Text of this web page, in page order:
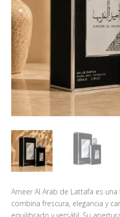
Ameer Al Arab de Lattafa es
combina frescura, elegancia y
equilibrado y versátil. Su